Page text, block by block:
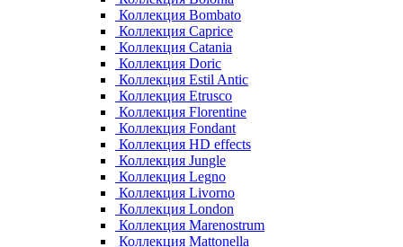
Коллекция Bombato
Коллекция Caprice
Коллекция Catania
Коллекция Doric
Коллекция Estil Antic
Коллекция Etrusco
Коллекция Florentine
Коллекция Fondant
Коллекция HD effects
Коллекция Jungle
Коллекция Legno
Коллекция Livorno
Коллекция London
Коллекция Marenostrum
Коллекция Mattonella